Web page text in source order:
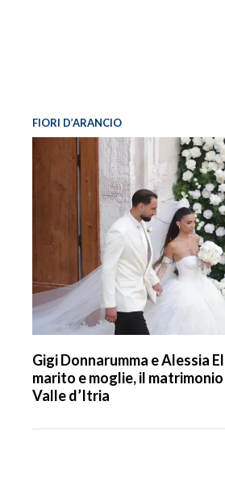
FIORI D’ARANCIO
Gigi Donnarumma e Alessia
marito e moglie, il
Valle d’Itria